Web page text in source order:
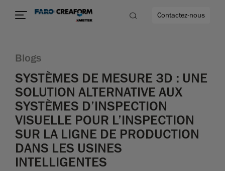
encore
Contactez-nous
Blogs
SYSTÈMES DE MESURE 3D : UNE
SOLUTION ALTERNATIVE AUX
SYSTÈMES D’INSPECTION
VISUELLE POUR L’INSPECTION
SUR LA LIGNE DE PRODUCTION
DANS LES USINES
INTELLIGENTES